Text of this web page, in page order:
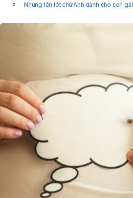
Những tên lót chữ Anh dành cho con gái